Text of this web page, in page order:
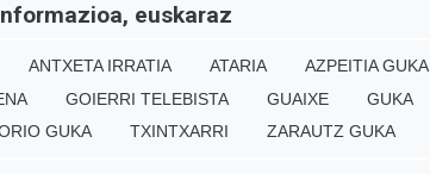
euskaraz
ANTXETA IRRATIA ATARIA AZPEITIA GUKA
GOIERRI TELEBISTA GUAIXE GUKA
GUKA TXINTXARRI ZARAUTZ GUKA